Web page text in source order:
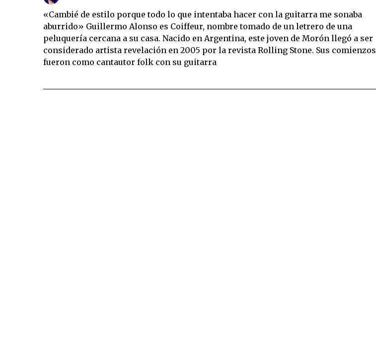
«Cambié de estilo porque todo lo que intentaba hacer con la guitarra me sonaba
aburrido» Guillermo Alonso es Coiffeur, nombre tomado de un letrero de una
peluquería cercana a su casa. Nacido en Argentina, este joven de Morón llegó a ser
considerado artista revelación en 2005 por la revista Rolling Stone. Sus comienzos
fueron como cantautor folk con su guitarra